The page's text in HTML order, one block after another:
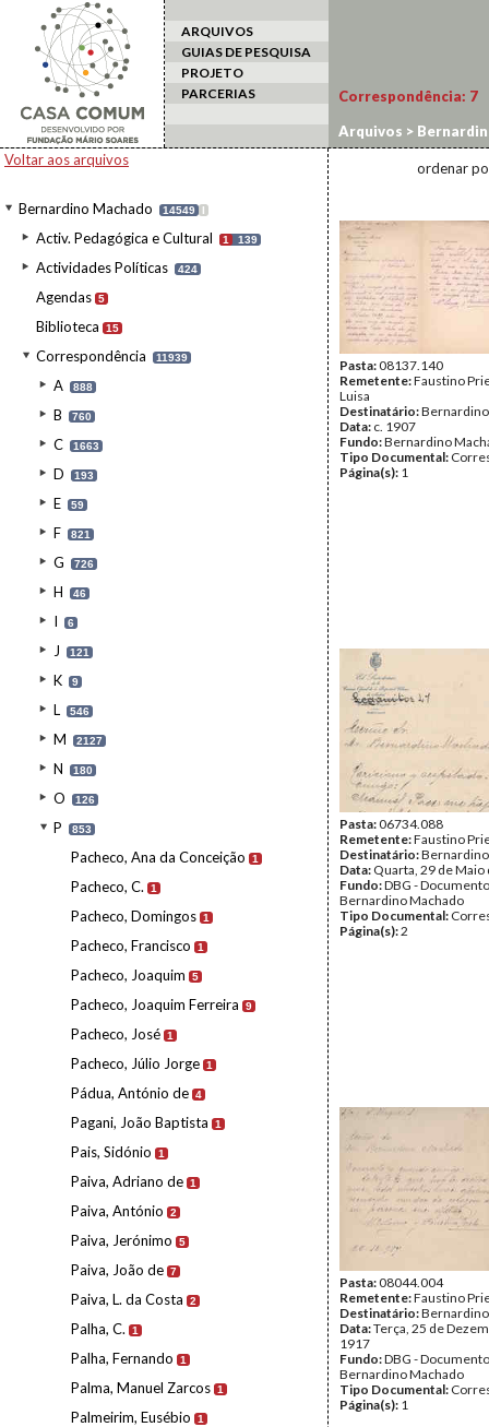
ARQUIVOS
GUIAS DE PESQUISA
PROJETO
PARCERIAS
Voltar aos arquivos
Bernardino Machado 14549 I
Activ. Pedagógica e Cultural 1 139
Actividades Políticas 424
Agendas 5
Biblioteca 15
Correspondência 11939
A 888
B 760
C 1663
D 193
E 59
F 821
G 726
H 46
I 6
J 121
K 9
L 546
M 2127
N 180
O 126
P 853
Pacheco, Ana da Conceição 1
Pacheco, C. 1
Pacheco, Domingos 1
Pacheco, Francisco 1
Pacheco, Joaquim 5
Pacheco, Joaquim Ferreira 9
Pacheco, José 1
Pacheco, Júlio Jorge 1
Pádua, António de 4
Pagani, João Baptista 1
Pais, Sidónio 1
Paiva, Adriano de 1
Paiva, António 2
Paiva, Jerónimo 5
Paiva, João de 7
Paiva, L. da Costa 2
Palha, C. 1
Palha, Fernando 1
Palma, Manuel Zarcos 1
Palmeirim, Eusébio 1
Correspondência: 7
Arquivos >
ordenar
Pasta:08137.140
Remetente:Faustino
Luisa
Destinatário:
Data: c. 1907
Fundo:Bernardino
Tipo Documental:
Página(s): 1
Pasta:06734.088
Remetente:Faustino
Destinatário:
Data: Quarta, 29 de Maio
Fundo:DBG -
Bernardino Machado
Tipo Documental:
Página(s):2
Pasta:08044.004
Remetente:Faustino
Destinatário:
Data:Terça, 25 de
1917
Fundo:DBG -
Bernardino Machado
Tipo Documental:
Página(s): 1